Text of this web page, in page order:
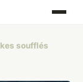
soufflés